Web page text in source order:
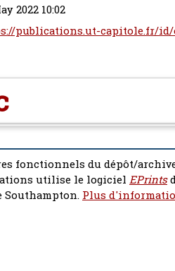
2022 10:02
publications.ut-capitole.fr/
fonctionnels du dépôt/
utilise le logiciel EPrints
Southampton. Plus